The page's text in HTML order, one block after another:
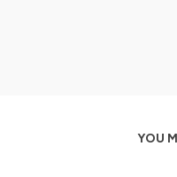
YOU